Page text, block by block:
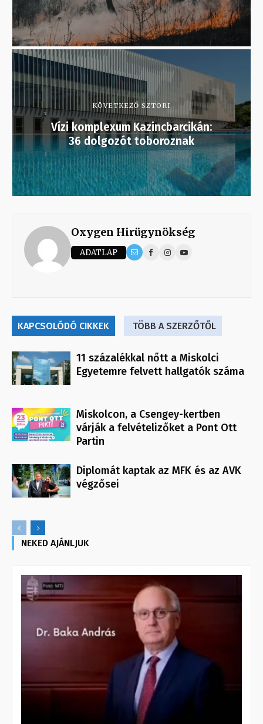
KÖVETKEZŐ SZTORI
Vízi komplexum Kazincbarcikán:
36 dolgozót toboroznak
Oxygen Hirügynökség
ADATLAP
KAPCSOLÓDÓ CIKKEK TÖBB A SZERZŐTŐL
11 százalékkal nőtt a Miskolci
Egyetemre felvett hallgatók száma
Miskolcon, a Csengey-kertben
várják a felvételizőket a Pont Ott
Partin
Diplomát kaptak az MFK és az AVK
végzősei
NEKED AJÁNLJUK